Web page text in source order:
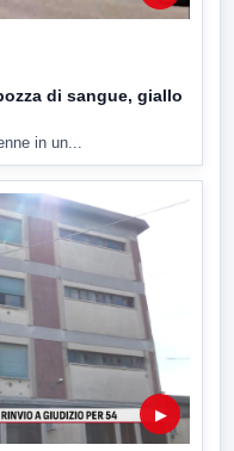
di sangue, giallo
in un...
▶